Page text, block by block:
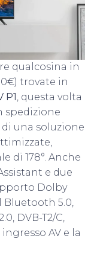
qualcosina in
trovate in
P1 , questa volta
spedizione
una soluzione
di 178°. Anche
e due
Dolby
Bluetooth 5.0,
DVB-T2/C,
AV e la